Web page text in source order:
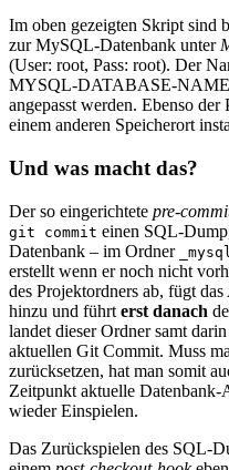
Im oben gezeigten Skript sind
zur MySQL-Datenbank unter
(User: root, Pass: root). Der
MYSQL-DATABASE-
angepasst werden. Ebenso der
einem anderen Speicherort
Und was macht das?
Der so eingerichtete pre-
git commit einen SQL-
Datenbank – im Ordner
_mysql
erstellt wenn er noch nicht
des Projektordners ab, fügt
hinzu und führt erst danach
landet dieser Ordner samt
aktuellen Git Commit. Muss
zurücksetzen, hat man somit
Zeitpunkt aktuelle
wieder Einspielen.
Das Zurückspielen des SQL-